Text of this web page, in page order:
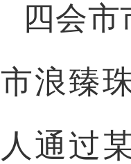
四会
市浪臻
人通过